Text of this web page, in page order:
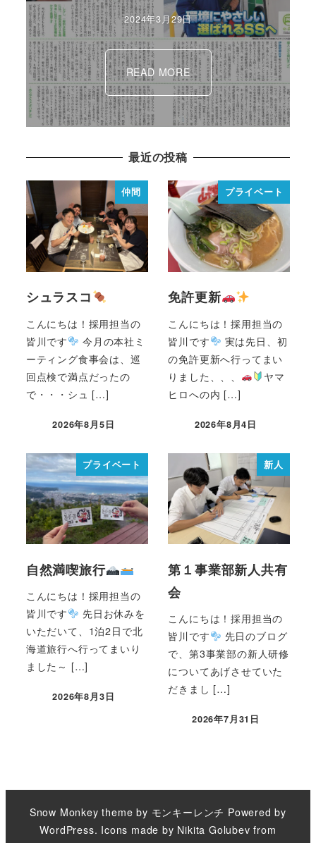
2024年3月29日
READ MORE
最近の投稿
仲間
シュラスコ
こんにちは！採用担当の
皆川です
今月の本社ミ
ーティング食事会は、巡
回点検で満点だったの
で・・・シュ […]
2026年8月5日
プライベート
免許更新
こんにちは！採用担当の
皆川です
実は先日、初
の免許更新へ行ってまい
りました、、、
ヤマ
ヒロへの内 […]
2026年8月4日
プライベート
自然満喫旅行
こんにちは！採用担当の
皆川です
先日お休みを
いただいて、1泊2日で北
海道旅行へ行ってまいり
ました～ […]
2026年8月3日
新人
第１事業部新人共有
会
こんにちは！採用担当の
皆川です
先日のブログ
で、第3事業部の新人研修
についてあげさせていた
だきまし […]
2026年7月31日
Snow Monkey theme by モンキーレンチ Powered by
WordPress. Icons made by Nikita Golubev from